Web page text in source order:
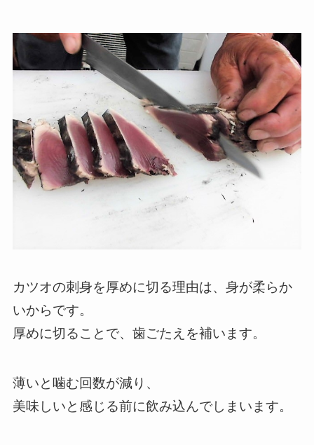
カツオの刺身を厚めに切る理由は、身が柔らか
いからです。
厚めに切ることで、歯ごたえを補います。
薄いと噛む回数が減り、
美味しいと感じる前に飲み込んでしまいます。